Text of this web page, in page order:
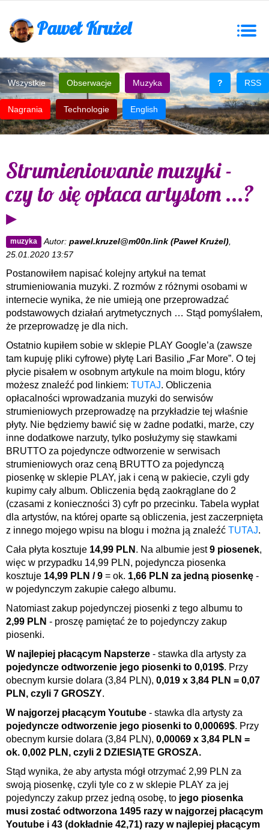
Paweł Krużel
RSS
?
Wszystkie Obserwacje Muzyka
Nagrania Technologie English
Strumieniowanie muzyki -
czy to się opłaca artystom ...?
▸
muzyka Autor:pawel.kruzel@m00n.link (Paweł Krużel)
25.01.2020 13:57
Postanowiłem napisać kolejny artykuł na temat
strumieniowania muzyki. Z rozmów z różnymi osobami w
internecie wynika, że nie umieją one przeprowadzać
podstawowych działań arytmetycznych … Stąd pomyślałem,
że przeprowadzę je dla nich.
Ostatnio kupiłem sobie w sklepie PLAY Google’a (zawsze
tam kupuję pliki cyfrowe) płytę Lari Basilio „Far More”. O tej
płycie pisałem w osobnym artykule na moim blogu, który
możesz znaleźć pod linkiem: TUTAJ. Obliczenia
opłacalności wprowadzania muzyki do serwisów
strumieniowych przeprowadzę na przykładzie tej właśnie
płyty. Nie będziemy bawić się w żadne podatki, marże, czy
inne dodatkowe narzuty, tylko posłużymy się stawkami
BRUTTO za pojedyncze odtworzenie w serwisach
strumieniowych oraz ceną BRUTTO za pojedynczą
piosenkę w sklepie PLAY, jak i ceną w pakiecie, czyli gdy
kupimy cały album. Obliczenia będą zaokrąglane do 2
(czasami z konieczności 3) cyfr po przecinku. Tabela wypłat
dla artystów, na której oparte są obliczenia, jest zaczerpnięta
z innego mojego wpisu na blogu i można ją znaleźć TUTAJ.
Cała płyta kosztuje 14,99 PLN . Na albumie jest9 piosenek,
więc w przypadku 14,99 PLN, pojedyncza piosenka
kosztuje 14,99 PLN / 9 = ok. 1,66 PLN za jedną piosenkę -
w pojedynczym zakupie całego albumu.
Natomiast zakup pojedynczej piosenki z tego albumu to
2,99 PLN - proszę pamiętać że to pojedynczy zakup
piosenki.
W najlepiej płacącym Napsterze - stawka dla artysty za
pojedyncze odtworzenie jego piosenki to 0,019$. Przy
obecnym kursie dolara (3,84 PLN), 0,019 x 3,84 PLN = 0,07
PLN, czyli 7 GROSZY.
W najgorzej płacącym Youtube - stawka dla artysty za
pojedyncze odtworzenie jego piosenki to 0,00069$. Przy
obecnym kursie dolara (3,84 PLN), 0,00069 x 3,84 PLN =
ok. 0,002 PLN, czyli 2 DZIESIĄTE GROSZA.
Stąd wynika, że aby artysta mógł otrzymać 2,99 PLN za
swoją piosenkę, czyli tyle co z w sklepie PLAY za jej
pojedynczy zakup przez jedną osobę, to jego piosenka
musi zostać odtworzona 1495 razy w najgorzej płacącym
Youtube i 43 (dokładnie 42,71) razy w najlepiej płacącym